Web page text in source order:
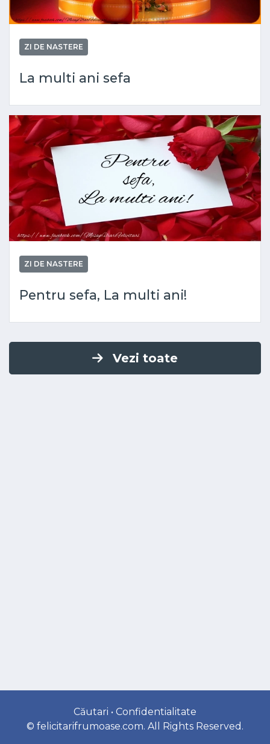
ZI DE NASTERE
La multi ani sefa
ZI DE NASTERE
Pentru sefa, La multi ani!
Vezi toate
Căutari • Confidentialitate
© felicitarifrumoase.com. All Rights Reserved.